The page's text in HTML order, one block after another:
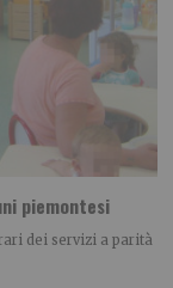
piemontesi
dei servizi a parità